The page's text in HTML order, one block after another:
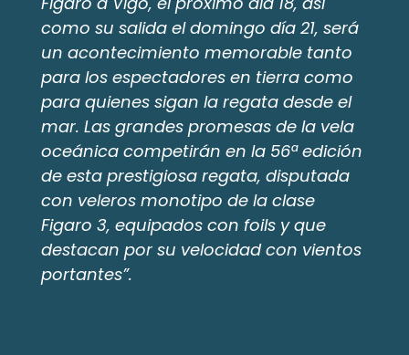
como su salida el domingo día 21, será
un acontecimiento memorable tanto
para los espectadores en tierra como
para quienes sigan la regata desde el
mar. Las grandes promesas de la vela
oceánica competirán en la 56ª edición
de esta prestigiosa regata, disputada
con veleros monotipo de la clase
Figaro 3, equipados con foils y que
destacan por su velocidad con vientos
portantes”.